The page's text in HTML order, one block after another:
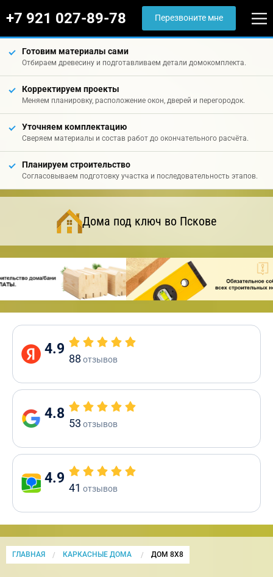
+7 921 027-89-78 Перезвоните мне
Готовим материалы сами
Отбираем древесину и подготавливаем детали домокомплекта.
Корректируем проекты
Меняем планировку, расположение окон, дверей и перегородок.
Уточняем комплектацию
Сверяем материалы и состав работ до окончательного расчёта.
Планируем строительство
Согласовываем подготовку участка и последовательность этапов.
Дома под ключ во Пскове
4.9
88 отзывов
4.8
53 отзывов
4.9
41 отзывов
ГЛАВНАЯ КАРКАСНЫЕ ДОМА CURRENT:
ДОМ 8Х8